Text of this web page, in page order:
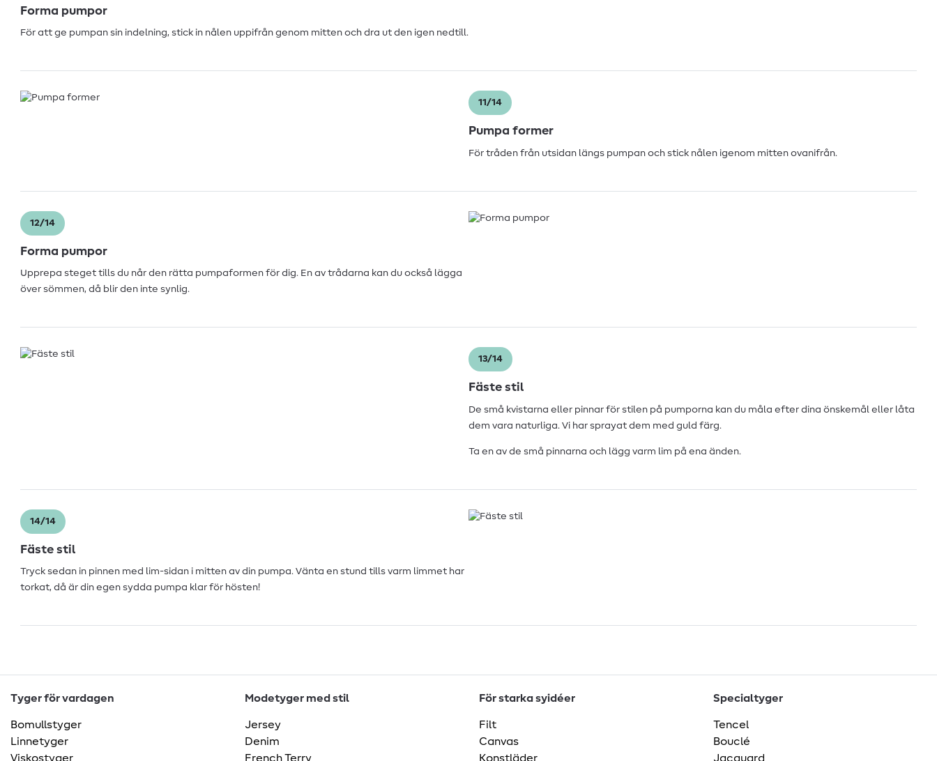
Forma pumpor
För att ge pumpan sin indelning, stick in nålen uppifrån genom mitten och dra ut den igen nedtill.
11/14
Pumpa former
För tråden från utsidan längs pumpan och stick nålen igenom mitten ovanifrån.
12/14
Forma pumpor
Upprepa steget tills du når den rätta pumpaformen för dig. En av trådarna kan du också lägga
över sömmen, då blir den inte synlig.
13/14
Fäste stil
De små kvistarna eller pinnar för stilen på pumporna kan du måla efter dina önskemål eller låta
dem vara naturliga. Vi har sprayat dem med guld färg.
Ta en av de små pinnarna och lägg varm lim på ena änden.
14/14
Fäste stil
Tryck sedan in pinnen med lim-sidan i mitten av din pumpa. Vänta en stund tills varm limmet har
torkat, då är din egen sydda pumpa klar för hösten!
Tyger för vardagen
Bomullstyger
Linnetyger
Viskostyger
Modetyger med stil
Jersey
Denim
French Terry
För starka syidéer
Filt
Canvas
Konstläder
Specialtyger
Tencel
Bouclé
Jacquard